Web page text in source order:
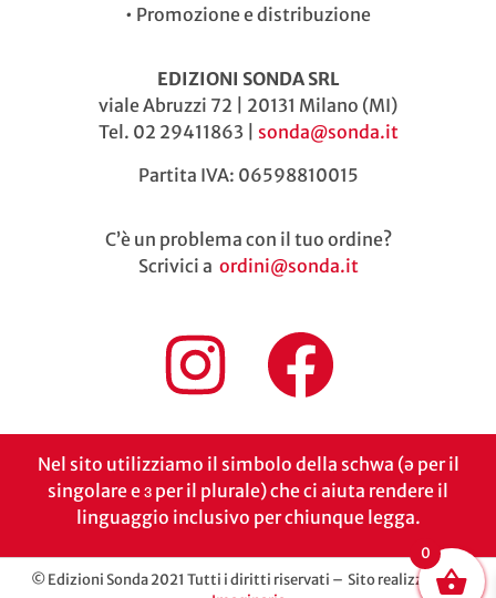
• Promozione e distribuzione
EDIZIONI SONDA SRL
viale Abruzzi 72 | 20131 Milano (MI)
Tel. 02 29411863 | sonda@sonda.it
Partita IVA: 06598810015
C’è un problema con il tuo ordine?
Scrivici a ordini@sonda.it
Nel sito utilizziamo il simbolo della schwa (ə per il
singolare e ɜ per il plurale) che ci aiuta rendere il
linguaggio inclusivo per chiunque legga.
© Edizioni Sonda 2021 Tutti i diritti riservati – Sito realizzato da
0